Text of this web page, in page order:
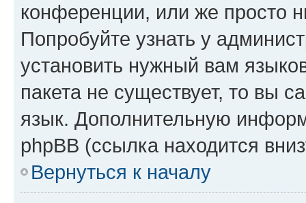
конференции, или же просто
Попробуйте узнать у
установить нужный вам
пакета не существует, то вы
язык. Дополнительную
phpBB (ссылка находится
Вернуться к началу